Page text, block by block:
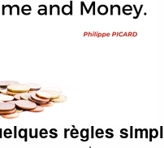
règles